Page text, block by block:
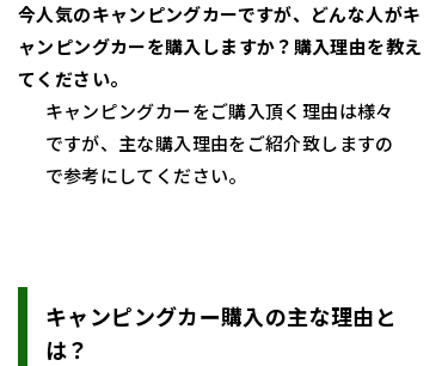
今人気のキャンピングカーですが、どんな人がキ
ャンピングカーを購入しますか？購入理由を教え
てください。
キャンピングカーをご購入頂く理由は様々
ですが、主な購入理由をご紹介致しますの
で参考にしてください。
キャンピングカー購入の主な理由と
は？